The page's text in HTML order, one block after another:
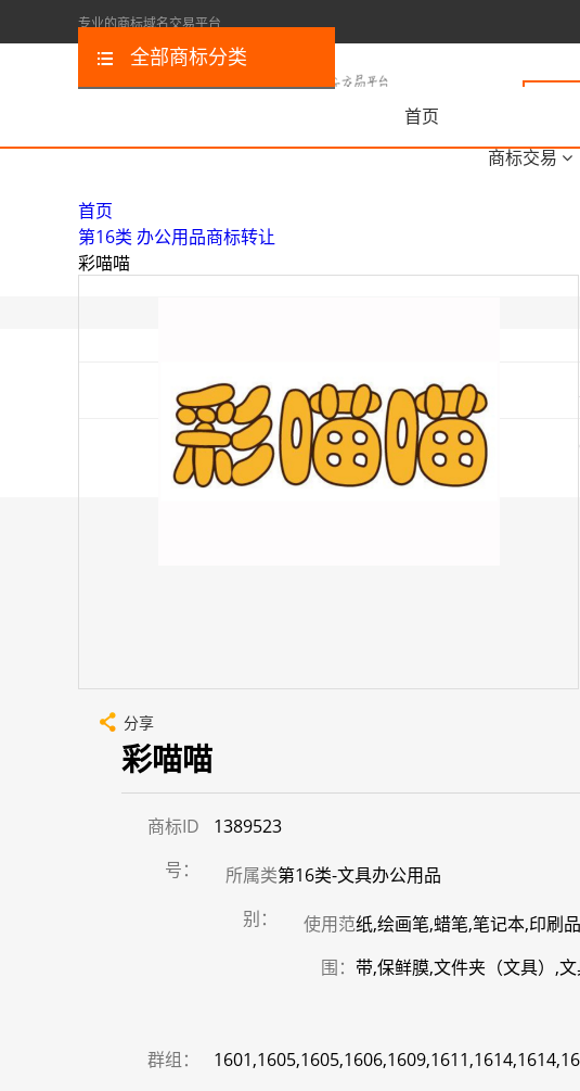
专业的商标域名交易平台
首页
商标交易
全部商标分类
首页
第16类 办公用品商标转让
彩喵喵
分享
彩喵喵
商标ID
号：
1389523
所属类
别：
第16类-文具办公用品
使用范
围：
纸,绘画笔,蜡笔,笔记本,印刷
带,保鲜膜,文件夹（文具）,
群组：